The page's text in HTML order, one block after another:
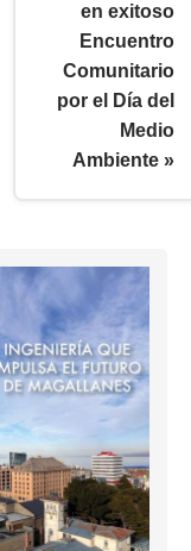
en exitoso
Encuentro
Comunitario
por el Día del
Medio
Ambiente »